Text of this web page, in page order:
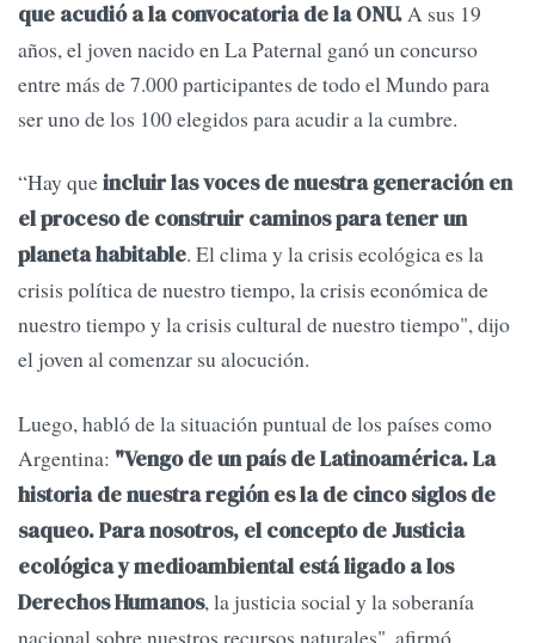
que acudió a la convocatoria de la ONU.A sus 19
años, el joven nacido en La Paternal ganó un concurso
entre más de 7.000 participantes de todo el Mundo para
ser uno de los 100 elegidos para acudir a la cumbre.
“Hay queincluir las voces de nuestra generación en
el proceso de construir caminos para tener un
planeta habitable. El clima y la crisis ecológica es la
crisis política de nuestro tiempo, la crisis económica de
nuestro tiempo y la crisis cultural de nuestro tiempo", dijo
el joven al comenzar su alocución.
Luego, habló de la situación puntual de los países como
Argentina: "Vengo de un país de Latinoamérica. La
historia de nuestra región es la de cinco siglos de
saqueo. Para nosotros, el concepto de Justicia
ecológica y medioambiental está ligado a los
Derechos Humanos, la justicia social y la soberanía
nacional sobre nuestros recursos naturales", afirmó